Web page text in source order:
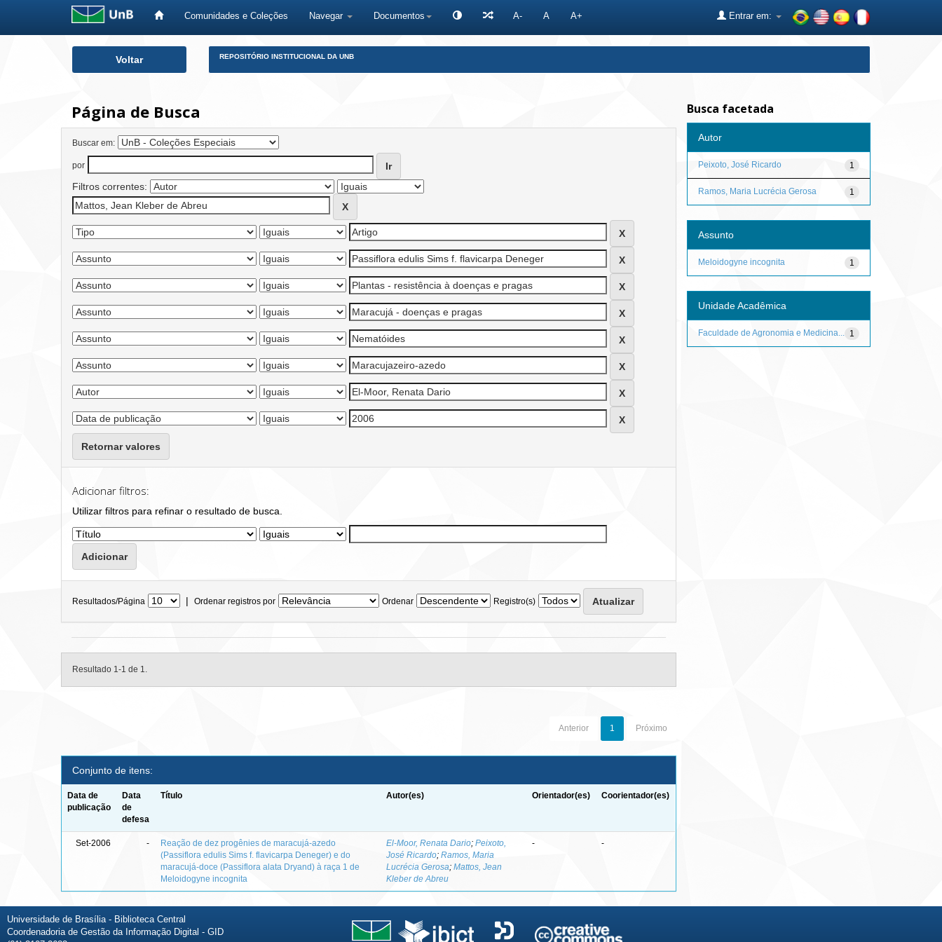
Comunidades e Coleções Navegar Documentos A- A A+ Entrar em:
Voltar REPOSITÓRIO INSTITUCIONAL DA UNB
Página de Busca
Buscar em:
por
Filtros correntes:
Retornar valores
Adicionar filtros:
Utilizar filtros para refinar o resultado de busca.
Resultados/Página | Ordenar registros por Ordenar Registro(s)
Resultado 1-1 de 1.
Anterior 1 Próximo
Conjunto de itens:
Data de
publicação
Data
de
defesa
Título Autor(es) Orientador(es) Coorientador(es)
Set-2006 -
Reação de dez progênies de maracujá-azedo
(Passiflora edulis Sims f. flavicarpa Deneger) e do
maracujá-doce (Passiflora alata Dryand) à raça 1 de
Meloidogyne incognita
El-Moor, Renata Dario;Peixoto,
José Ricardo;Ramos, Maria
Lucrécia Gerosa;Mattos, Jean
Kleber de Abreu
- -
Busca facetada
Autor
1
Peixoto, José Ricardo
1
Ramos, Maria Lucrécia Gerosa
Assunto
1
Meloidogyne incognita
Unidade Acadêmica
1
Faculdade de Agronomia e Medicina...
Universidade de Brasília - Biblioteca Central
Coordenadoria de Gestão da Informação Digital - GID